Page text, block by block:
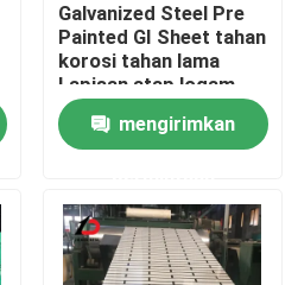
Galvanized Steel Pre
Painted GI Sheet tahan
korosi tahan lama
Lapisan atap logam
berlapis untuk aplikasi
konstruksimengirimkan